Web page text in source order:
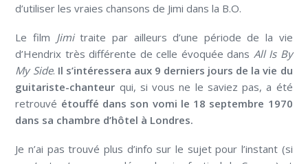
d’utiliser les vraies chansons de Jimi dans la B.O.
Le film Jimitraite par ailleurs d’une période de la vie
d’Hendrix très différente de celle évoquée dans All Is By
My Side. Il s’intéressera aux 9 derniers jours de la vie du
guitariste-chanteur qui, si vous ne le saviez pas, a été
retrouvé étouffé dans son vomi le 18 septembre 1970
dans sa chambre d’hôtel à Londres.
Je n’ai pas trouvé plus d’info sur le sujet pour l’instant (si